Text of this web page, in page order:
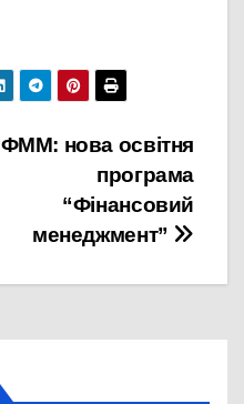
ФММ: нова освітня
програма
“Фінансовий
менеджмент”